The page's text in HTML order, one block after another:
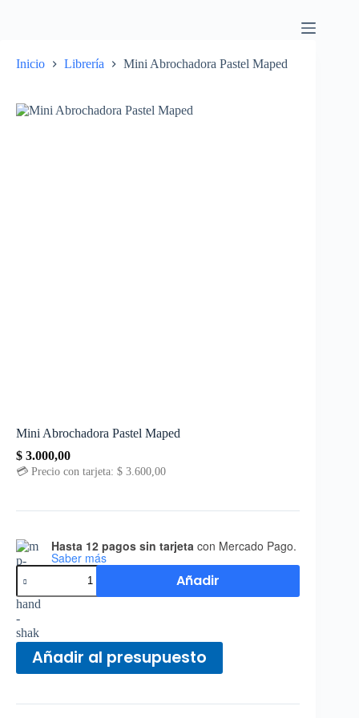
Inicio Librería Mini Abrochadora Pastel Maped
Mini Abrochadora Pastel Maped
$ 3.000,00
💳 Precio con tarjeta: $ 3.600,00
Hasta 12 pagos sin tarjeta con Mercado Pago.
Saber más
Añadir
Añadir al presupuesto